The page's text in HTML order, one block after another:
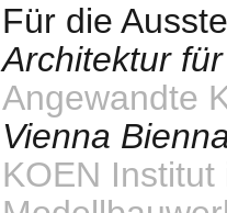
Für die
Architektur
Angewandte
Vienna
KOEN Institut